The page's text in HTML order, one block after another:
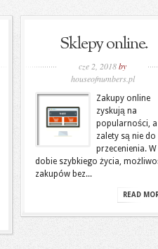
Sklepy online.
cze 2, 2018by
houseofnumbers.pl
Zakupy online
zyskują na
popularności,
zalety są nie do
przecenienia. W
dobie szybkiego życia,
zakupów bez...
READ